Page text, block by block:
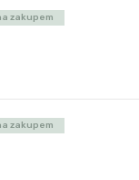
zakupem
zakupem